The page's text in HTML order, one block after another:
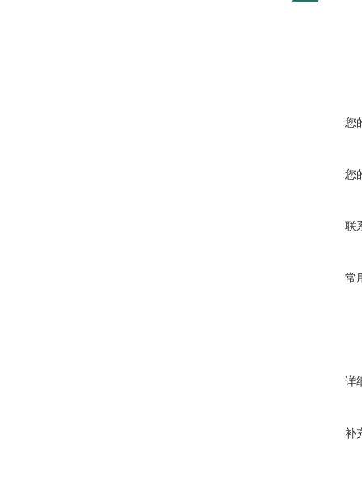
您
您
联
常
详
补